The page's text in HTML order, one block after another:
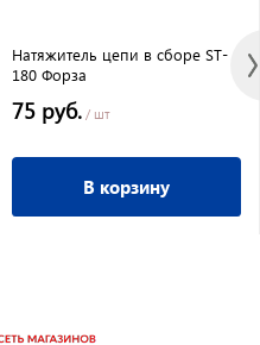
Натяжитель цепи в сборе ST-
180 Форза
75 руб. / шт
В корзину